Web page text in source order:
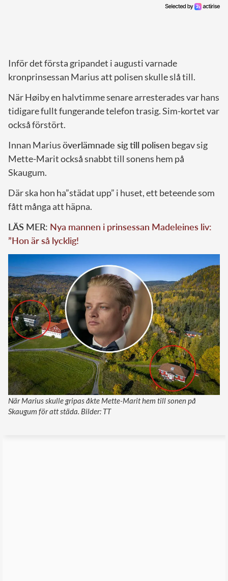
Inför det första gripandet i augusti varnade
kronprinsessan Marius att polisen skulle slå till.
När Høiby en halvtimme senare arresterades var hans
tidigare fullt fungerande telefon trasig. Sim-kortet var
också förstört.
Innan Mariusöverlämnade sig till polisen begav sig
Mette-Marit också snabbt till sonens hem på
Skaugum.
Där ska hon ha”städat upp” i huset, ett beteende som
fått många att häpna.
LÄS MER: Nya mannen i prinsessan Madeleines liv:
”Hon är så lycklig!
När Marius skulle gripas åkte Mette-Marit hem till sonen på
Skaugum för att städa. Bilder: TT